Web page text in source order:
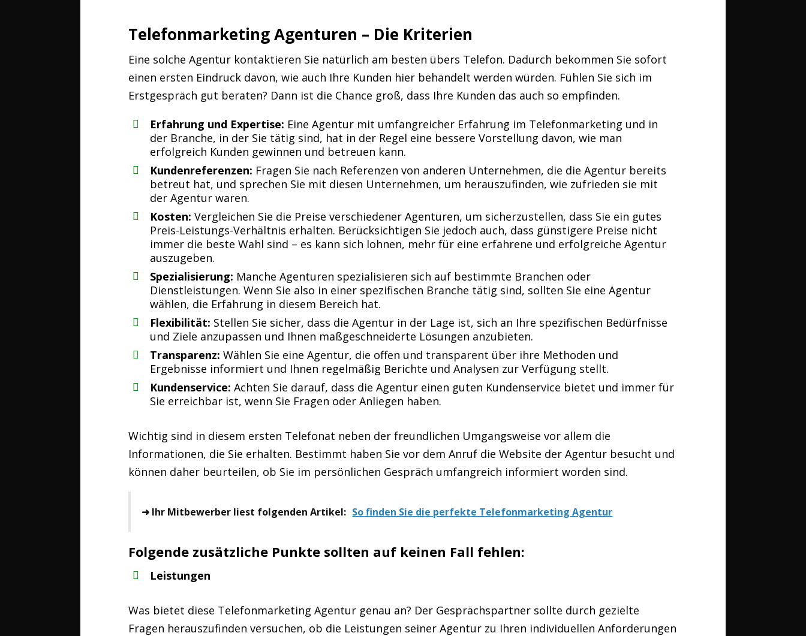
Telefonmarketing Agenturen – Die Kriterien
Eine solche Agentur kontaktieren Sie natürlich am besten übers Telefon. Dadurch bekommen Sie sofort
einen ersten Eindruck davon, wie auch Ihre Kunden hier behandelt werden würden. Fühlen Sie sich im
Erstgespräch gut beraten? Dann ist die Chance groß, dass Ihre Kunden das auch so empfinden.
Erfahrung und Expertise: Eine Agentur mit umfangreicher Erfahrung im Telefonmarketing und in
der Branche, in der Sie tätig sind, hat in der Regel eine bessere Vorstellung davon, wie man
erfolgreich Kunden gewinnen und betreuen kann.
Kundenreferenzen: Fragen Sie nach Referenzen von anderen Unternehmen, die die Agentur bereits
betreut hat, und sprechen Sie mit diesen Unternehmen, um herauszufinden, wie zufrieden sie mit
der Agentur waren.
Kosten: Vergleichen Sie die Preise verschiedener Agenturen, um sicherzustellen, dass Sie ein gutes
Preis-Leistungs-Verhältnis erhalten. Berücksichtigen Sie jedoch auch, dass günstigere Preise nicht
immer die beste Wahl sind – es kann sich lohnen, mehr für eine erfahrene und erfolgreiche Agentur
auszugeben.
Spezialisierung: Manche Agenturen spezialisieren sich auf bestimmte Branchen oder
Dienstleistungen. Wenn Sie also in einer spezifischen Branche tätig sind, sollten Sie eine Agentur
wählen, die Erfahrung in diesem Bereich hat.
Flexibilität: Stellen Sie sicher, dass die Agentur in der Lage ist, sich an Ihre spezifischen Bedürfnisse
und Ziele anzupassen und Ihnen maßgeschneiderte Lösungen anzubieten.
Transparenz: Wählen Sie eine Agentur, die offen und transparent über ihre Methoden und
Ergebnisse informiert und Ihnen regelmäßig Berichte und Analysen zur Verfügung stellt.
Kundenservice: Achten Sie darauf, dass die Agentur einen guten Kundenservice bietet und immer für
Sie erreichbar ist, wenn Sie Fragen oder Anliegen haben.
Wichtig sind in diesem ersten Telefonat neben der freundlichen Umgangsweise vor allem die
Informationen, die Sie erhalten. Bestimmt haben Sie vor dem Anruf die Website der Agentur besucht und
können daher beurteilen, ob Sie im persönlichen Gespräch umfangreich informiert worden sind.
➜ Ihr Mitbewerber liest folgenden Artikel: So finden Sie die perfekte Telefonmarketing Agentur
Folgende zusätzliche Punkte sollten auf keinen Fall fehlen:
Leistungen
Was bietet diese Telefonmarketing Agentur genau an? Der Gesprächspartner sollte durch gezielte
Fragen herauszufinden versuchen, ob die Leistungen seiner Agentur zu Ihren individuellen Anforderungen